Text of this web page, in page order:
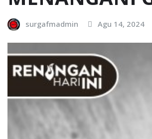
surgafmadmin Agu 14, 2024